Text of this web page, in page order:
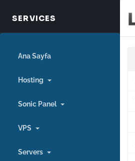
Ana Sayfa
Hosting
Sonic Panel
VPS
Servers